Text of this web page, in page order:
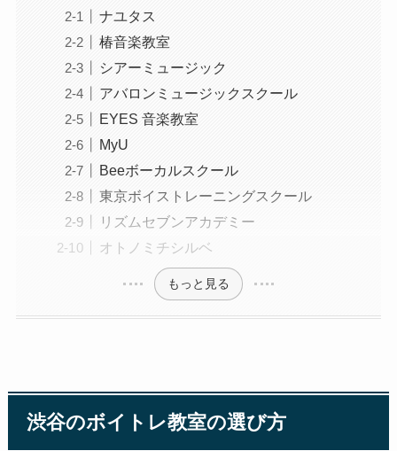
ナユタス
椿音楽教室
シアーミュージック
アバロンミュージックスクール
EYES 音楽教室
MyU
Beeボーカルスクール
東京ボイストレーニングスクール
リズムセブンアカデミー
オトノミチシルベ
もっと見る
渋谷のボイトレ教室の選び方